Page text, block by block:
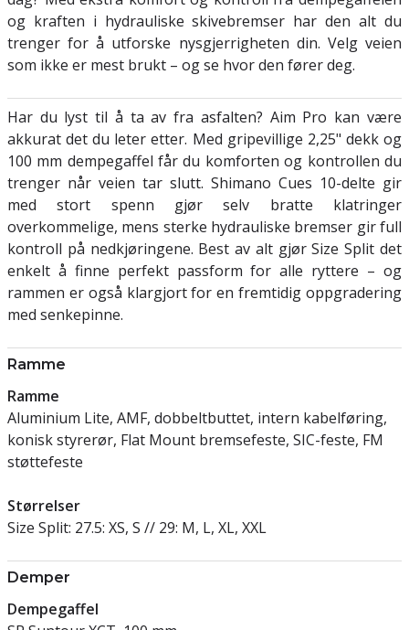
og kraften i hydrauliske skivebremser har den alt du
trenger for å utforske nysgjerrigheten din. Velg veien
som ikke er mest brukt – og se hvor den fører deg.
Har du lyst til å ta av fra asfalten? Aim Pro kan være
akkurat det du leter etter. Med gripevillige 2,25" dekk og
100 mm dempegaffel får du komforten og kontrollen du
trenger når veien tar slutt. Shimano Cues 10-delte gir
med stort spenn gjør selv bratte klatringer
overkommelige, mens sterke hydrauliske bremser gir full
kontroll på nedkjøringene. Best av alt gjør Size Split det
enkelt å finne perfekt passform for alle ryttere – og
rammen er også klargjort for en fremtidig oppgradering
med senkepinne.
Ramme
Ramme
Aluminium Lite, AMF, dobbeltbuttet, intern kabelføring,
konisk styrerør, Flat Mount bremsefeste, SIC-feste, FM
støttefeste
Størrelser
Size Split: 27.5: XS, S // 29: M, L, XL, XXL
Demper
Dempegaffel